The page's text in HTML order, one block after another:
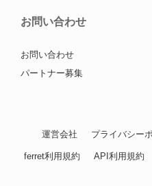
お問い合わせ
お問い合わせ
パートナー募集
運営会社 プライバシー
ferret利用規約 API利用規約